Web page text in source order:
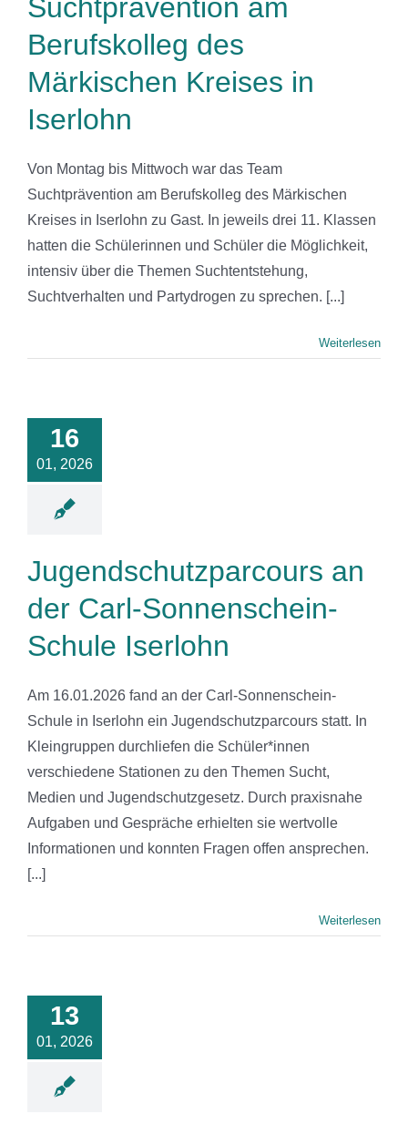
Suchtprävention am
Berufskolleg des
Märkischen Kreises in
Iserlohn
Von Montag bis Mittwoch war das Team
Suchtprävention am Berufskolleg des Märkischen
Kreises in Iserlohn zu Gast. In jeweils drei 11. Klassen
hatten die Schülerinnen und Schüler die Möglichkeit,
intensiv über die Themen Suchtentstehung,
Suchtverhalten und Partydrogen zu sprechen. [...]
Weiterlesen
16
01, 2026
Carl-
Iserlohn
Jugendschutzparcours an
der Carl-Sonnenschein-
Schule Iserlohn
Am 16.01.2026 fand an der Carl-Sonnenschein-
Schule in Iserlohn ein Jugendschutzparcours statt. In
Kleingruppen durchliefen die Schüler*innen
verschiedene Stationen zu den Themen Sucht,
Medien und Jugendschutzgesetz. Durch praxisnahe
Aufgaben und Gespräche erhielten sie wertvolle
Informationen und konnten Fragen offen ansprechen.
[...]
Weiterlesen
13
01, 2026
zur
auf Vapes